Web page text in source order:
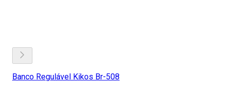
Banco Regulável Kikos Br-508